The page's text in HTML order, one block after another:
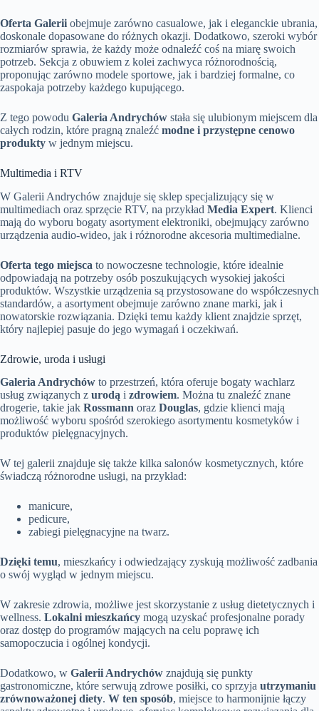
Oferta Galerii obejmuje zarówno casualowe, jak i eleganckie ubrania,
doskonale dopasowane do różnych okazji. Dodatkowo, szeroki wybór
rozmiarów sprawia, że każdy może odnaleźć coś na miarę swoich
potrzeb. Sekcja z obuwiem z kolei zachwyca różnorodnością,
proponując zarówno modele sportowe, jak i bardziej formalne, co
zaspokaja potrzeby każdego kupującego.
Z tego powodu Galeria Andrychów stała się ulubionym miejscem dla
całych rodzin, które pragną znaleźć modne i przystępne cenowo
produkty w jednym miejscu.
Multimedia i RTV
W Galerii Andrychów znajduje się sklep specjalizujący się w
multimediach oraz sprzęcie RTV, na przykład Media Expert. Klienci
mają do wyboru bogaty asortyment elektroniki, obejmujący zarówno
urządzenia audio-wideo, jak i różnorodne akcesoria multimedialne.
Oferta tego miejsca to nowoczesne technologie, które idealnie
odpowiadają na potrzeby osób poszukujących wysokiej jakości
produktów. Wszystkie urządzenia są przystosowane do współczesnych
standardów, a asortyment obejmuje zarówno znane marki, jak i
nowatorskie rozwiązania. Dzięki temu każdy klient znajdzie sprzęt,
który najlepiej pasuje do jego wymagań i oczekiwań.
Zdrowie, uroda i usługi
Galeria Andrychów to przestrzeń, która oferuje bogaty wachlarz
usług związanych z urodą i zdrowiem. Można tu znaleźć znane
drogerie, takie jak Rossmann oraz Douglas, gdzie klienci mają
możliwość wyboru spośród szerokiego asortymentu kosmetyków i
produktów pielęgnacyjnych.
W tej galerii znajduje się także kilka salonów kosmetycznych, które
świadczą różnorodne usługi, na przykład:
manicure,
pedicure,
zabiegi pielęgnacyjne na twarz.
Dzięki temu, mieszkańcy i odwiedzający zyskują możliwość zadbania
o swój wygląd w jednym miejscu.
W zakresie zdrowia, możliwe jest skorzystanie z usług dietetycznych i
wellness. Lokalni mieszkańcy mogą uzyskać profesjonalne porady
oraz dostęp do programów mających na celu poprawę ich
samopoczucia i ogólnej kondycji.
Dodatkowo, w Galerii Andrychów znajdują się punkty
gastronomiczne, które serwują zdrowe posiłki, co sprzyja utrzymaniu
zrównoważonej diety. W ten sposób, miejsce to harmonijnie łączy